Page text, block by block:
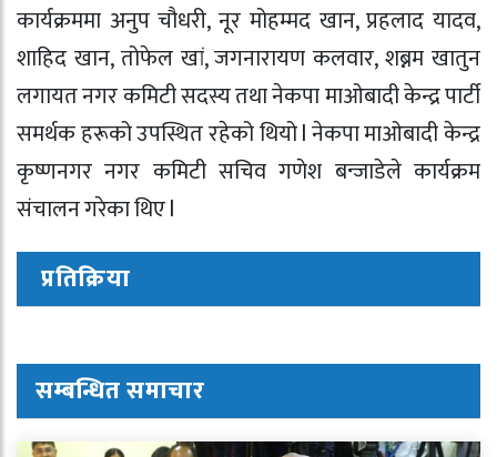
कार्यक्रममा अनुप चौधरी, नूर मोहम्मद खान, प्रहलाद यादव,
शाहिद खान, तोफेल खां, जगनारायण कलवार, शब्नम खातुन
लगायत नगर कमिटी सदस्य तथा नेकपा माओबादी केन्द्र पार्टी
समर्थक हरूको उपस्थित रहेको थियो l नेकपा माओबादी केन्द्र
कृष्णनगर नगर कमिटी सचिव गणेश बन्जाडेले कार्यक्रम
संचालन गरेका थिए l
प्रतिक्रिया
सम्बन्धित समाचार